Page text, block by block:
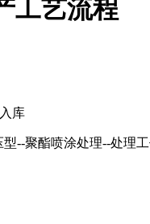
工艺流程
库
--聚酯喷涂处理--处理